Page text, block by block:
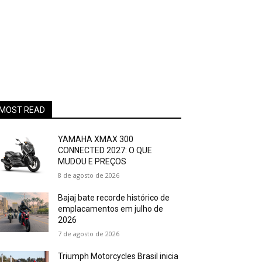
READ
YAMAHA XMAX 300
CONNECTED 2027: O QUE
MUDOU E PREÇOS
8 de agosto de 2026
Bajaj bate recorde histórico de
emplacamentos em julho de
2026
7 de agosto de 2026
Triumph Motorcycles Brasil inicia